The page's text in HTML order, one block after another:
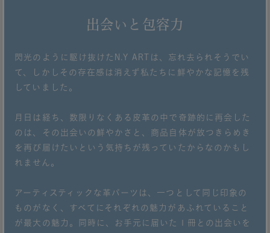
出会いと包容力
閃光のように駆け抜けたN.Y ARTは、忘れ去られそうでい
て、しかしその存在感は消えず私たちに鮮やかな記憶を残
していました。
月日は経ち、数限りなくある皮革の中で奇跡的に再会した
のは、その出会いの鮮やかさと、商品自体が放つきらめき
を再び届けたいという気持ちが残っていたからなのかもし
れません。
アーティスティックな革パーツは、一つとして同じ印象の
ものがなく、すべてにそれぞれの魅力があふれていること
が最大の魅力。同時に、お手元に届いた１冊との出会いを